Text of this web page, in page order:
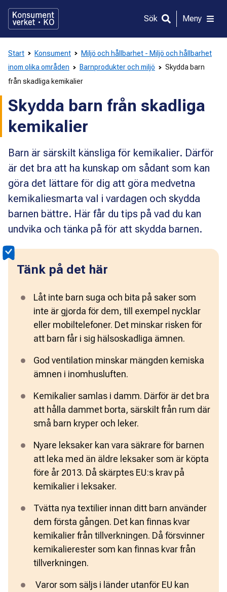
direkt
innehållet
Sök Meny
Start Konsument
Miljö och hållbarhet - Miljö och hållbarhet
inom olika områden
Barnprodukter och miljö
Skydda barn
från skadliga kemikalier
Skydda barn från skadliga
kemikalier
Barn är särskilt känsliga för kemikalier. Därför
är det bra att ha kunskap om sådant som kan
göra det lättare för dig att göra medvetna
kemikaliesmarta val i vardagen och skydda
barnen bättre. Här får du tips på vad du kan
undvika och tänka på för att skydda barnen.
Tänk på det här
Låt inte barn suga och bita på saker som
inte är gjorda för dem, till exempel nycklar
eller mobiltelefoner. Det minskar risken för
att barn får i sig hälsoskadliga ämnen.
God ventilation minskar mängden kemiska
ämnen i inomhusluften.
Kemikalier samlas i damm. Därför är det bra
att hålla dammet borta, särskilt från rum där
små barn kryper och leker.
Nyare leksaker kan vara säkrare för barnen
att leka med än äldre leksaker som är köpta
före år 2013. Då skärptes EU:s krav på
kemikalier i leksaker.
Tvätta nya textilier innan ditt barn använder
dem första gången. Det kan finnas kvar
kemikalier från tillverkningen. Då försvinner
kemikalierester som kan finnas kvar från
tillverkningen.